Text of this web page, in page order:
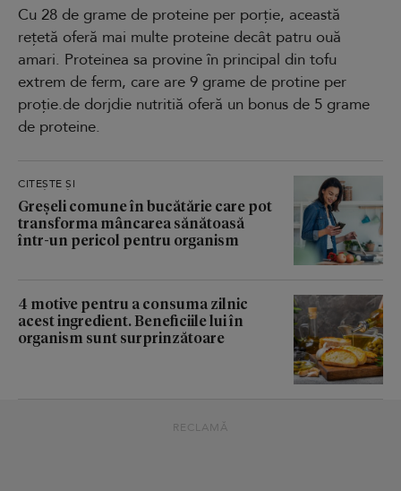
Cu 28 de grame de proteine per porție, această
rețetă oferă mai multe proteine decât patru ouă
amari. Proteinea sa provine în principal din tofu
extrem de ferm, care are 9 grame de protine per
proție.de dorjdie nutritiă oferă un bonus de 5 grame
de proteine.
CITEȘTE ȘI
Greșeli comune în bucătărie care pot
transforma mâncarea sănătoasă
într-un pericol pentru organism
4 motive pentru a consuma zilnic
acest ingredient. Beneficiile lui în
organism sunt surprinzătoare
RECLAMĂ